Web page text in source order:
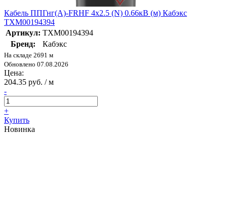
Кабель ППГнг(А)-FRHF 4х2.5 (N) 0.66кВ (м) Кабэкс
ТХМ00194394
Артикул: ТХМ00194394
Бренд:
Кабэкс
На складе 2691 м
Обновлено 07.08.2026
Цена:
204.35 руб. / м
-
+
Купить
Новинка